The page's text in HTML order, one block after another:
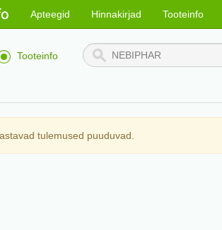
Apteegid Hinnakirjad Tooteinfo
Tooteinfo
tulemused puuduvad.